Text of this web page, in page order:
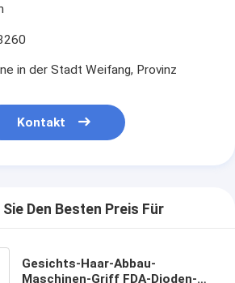
in der Stadt Weifang, Provinz
Kontakt
Den Besten Preis Für
Gesichts-Haar-Abbau-
Maschinen-Griff FDA-Dioden-